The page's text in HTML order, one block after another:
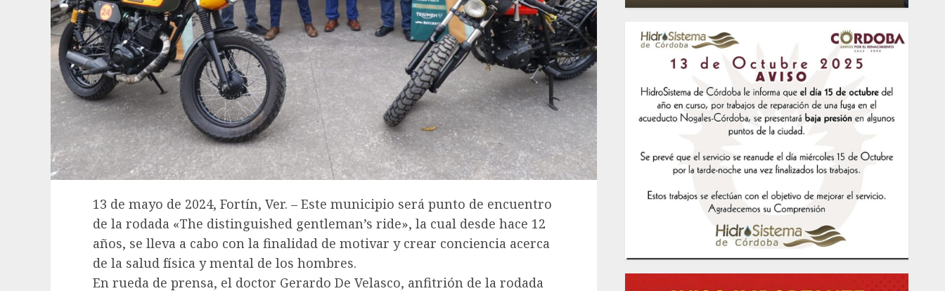
13 de mayo de 2024, Fortín, Ver. – Este municipio será punto de encuentro
de la rodada «The distinguished gentleman’s ride», la cual desde hace 12
años, se lleva a cabo con la finalidad de motivar y crear conciencia acerca
de la salud física y mental de los hombres.
En rueda de prensa, el doctor Gerardo De Velasco, anfitrión de la rodada